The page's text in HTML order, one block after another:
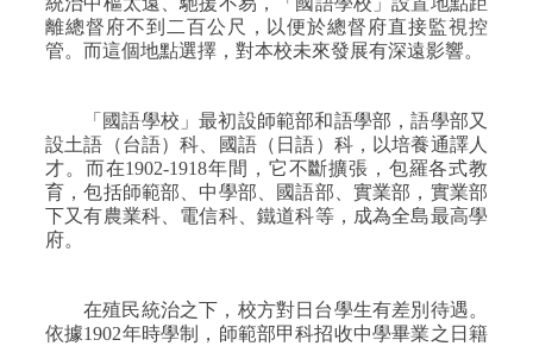
離總督府不到 二百公尺
，以便於總督府直接監視控
管。而這個地點選擇，對本校未來發展有深遠影響。
「國語學校」最初設師範部和語學部，語學部又
設土語（台語）科、國語（日語）科，以培養通譯人
才。而在1902-1918年間，它不斷擴張，包羅各式教
育，包括師範部、中學部、國語部、實業部，實業部
下又有農業科、電信科、鐵道科等，成為全島最高學
府。
在殖民統治之下，校方對日台學生有差別待遇。
依據1902年時學制，師範部甲科招收中學畢業之日籍